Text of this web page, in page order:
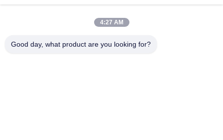
2ος όροφος, κτίριο D2, Πάρκο Επιστήμης και Τεχνολογίας
4:27 AM
Good day, what product are you looking for?